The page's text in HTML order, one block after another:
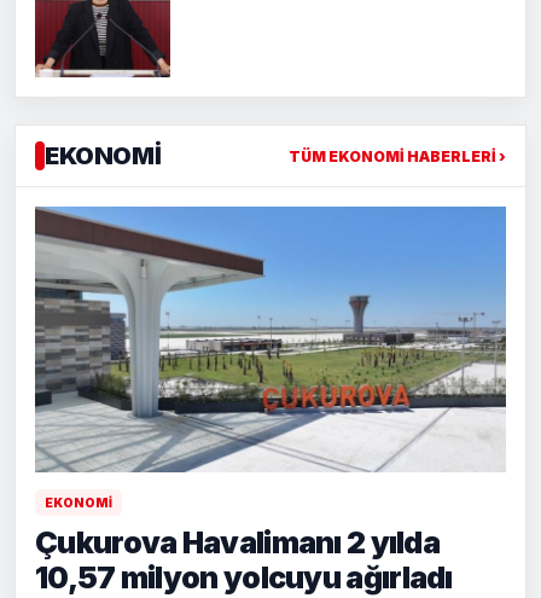
EKONOMİ TÜM EKONOMİ HABERLERİ ›
EKONOMİ
Çukurova Havalimanı 2 yılda
10,57 milyon yolcuyu ağırladı